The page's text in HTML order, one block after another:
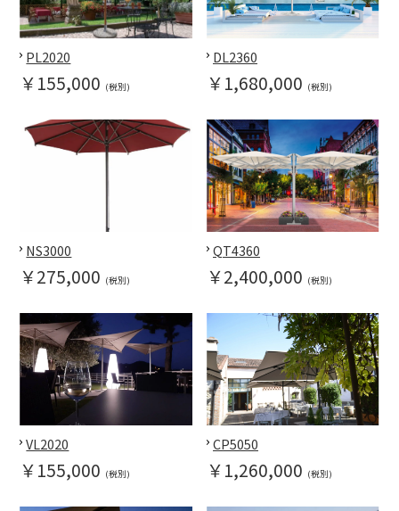
PL2020
￥155,000 (税別)
DL2360
￥1,680,000 (税別)
NS3000
￥275,000 (税別)
QT4360
￥2,400,000 (税別)
VL2020
￥155,000 (税別)
CP5050
￥1,260,000 (税別)